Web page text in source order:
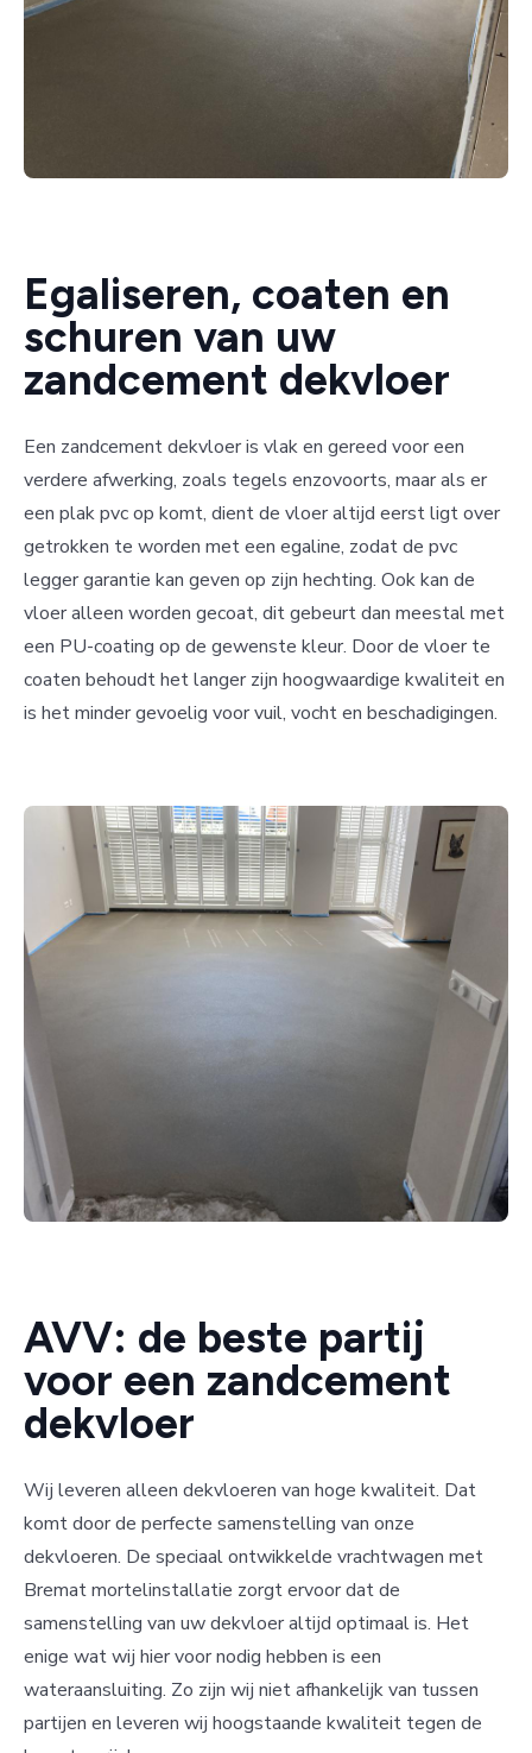
Egaliseren, coaten en
schuren van uw
zandcement dekvloer
Een zandcement dekvloer is vlak en gereed voor een
verdere afwerking, zoals tegels enzovoorts, maar als er
een plak pvc op komt, dient de vloer altijd eerst ligt over
getrokken te worden met een egaline, zodat de pvc
legger garantie kan geven op zijn hechting. Ook kan de
vloer alleen worden gecoat, dit gebeurt dan meestal met
een PU-coating op de gewenste kleur. Door de vloer te
coaten behoudt het langer zijn hoogwaardige kwaliteit en
is het minder gevoelig voor vuil, vocht en beschadigingen.
AVV: de beste partij
voor een zandcement
dekvloer
Wij leveren alleen dekvloeren van hoge kwaliteit. Dat
komt door de perfecte samenstelling van onze
dekvloeren. De speciaal ontwikkelde vrachtwagen met
Bremat mortelinstallatie zorgt ervoor dat de
samenstelling van uw dekvloer altijd optimaal is. Het
enige wat wij hier voor nodig hebben is een
wateraansluiting. Zo zijn wij niet afhankelijk van tussen
partijen en leveren wij hoogstaande kwaliteit tegen de